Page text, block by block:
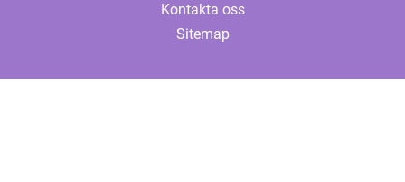
Kontakta oss
Sitemap